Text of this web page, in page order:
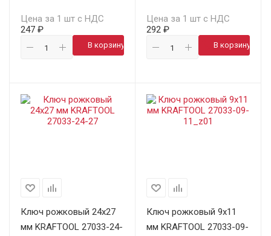
Цена за 1 шт с НДС
247 ₽
В корзину
Цена за 1 шт с НДС
292 ₽
В корзину
Ключ рожковый 24х27
мм KRAFTOOL 27033-24-
Ключ рожковый 9х11
мм KRAFTOOL 27033-09-